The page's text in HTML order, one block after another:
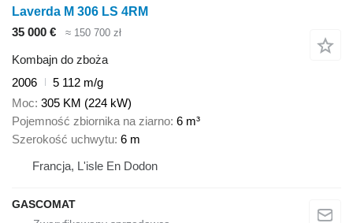
Laverda M 306 LS 4RM
35 000 €
≈ 150 700 zł
Kombajn do zboża
2006
5 112 m/g
Moc 305 KM (224 kW)
Pojemność zbiornika na ziarno 6 m³
Szerokość uchwytu 6 m
Francja, L'isle En Dodon
GASCOMAT